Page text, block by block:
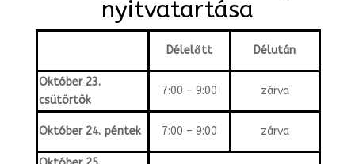
nyitvatartása
Délelőtt Délután
Október 23.
csütörtök
7:00 – 9:00 zárva
Október 24. péntek 7:00 – 9:00 zárva